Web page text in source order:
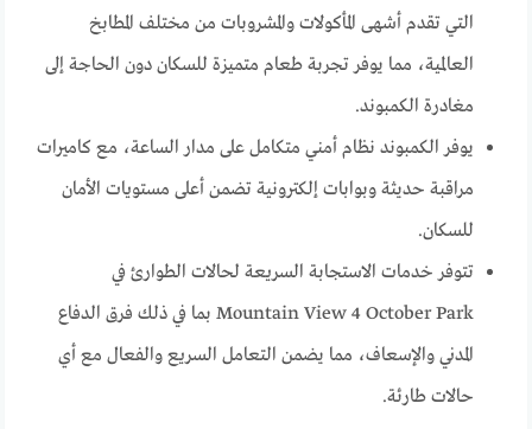
التي تقدم أشهى المأكولات والمشروبات من مختلف المطابخ
العالمية، مما يوفر تجربة طعام متميزة للسكان دون الحاجة إلى
مغادرة الكمبوند.
يوفر الكمبوند نظام أمني متكامل على مدار الساعة، مع كاميرات
مراقبة حديثة وبوابات إلكترونية تضمن أعلى مستويات الأمان
للسكان.
تتوفر خدمات الاستجابة السريعة لحالات الطوارئ في
Mountain View 4 October Park بما في ذلك فرق الدفاع
المدني والإسعاف، مما يضمن التعامل السريع والفعال مع أي
حالات طارئة.